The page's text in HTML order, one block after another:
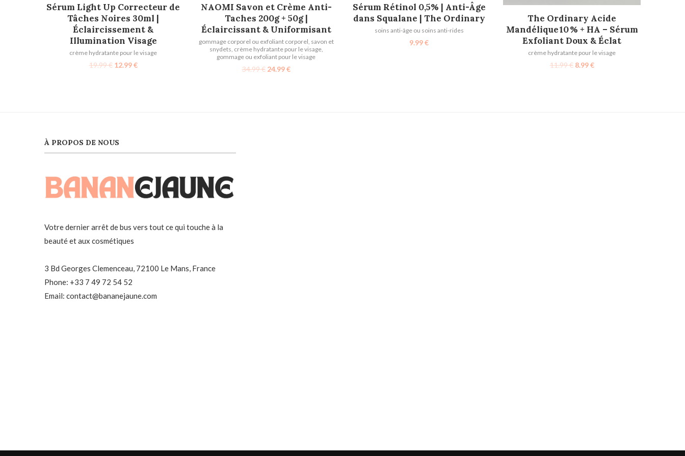
AJOUTER AU PANIER
Sérum Light Up Correcteur de
Tâches Noires 30ml |
Éclaircissement &
Illumination Visage
crème hydratante pour le visage
19.99€ 12.99€
AJOUTER AU PANIER
NAOMI Savon et Crème Anti-
Taches 200g + 50g |
Éclaircissant & Uniformisant
gommage corporel ou exfoliant corporel savon et
snydets crème hydratante pour le visage,
gommage ou exfoliant pour le visage
34.99€ 24.99€
AJOUTER AU PANIER
Sérum Rétinol 0,5% | Anti-Âge
dans Squalane | The Ordinary
soins anti-âge ou soins anti-rides
9.99€
AJOUTER AU PANIER
The Ordinary Acide
Mandélique 10 % + HA – Sérum
Exfoliant Doux & Éclat
crème hydratante pour le visage
11.99€ 8.99€
À PROPOS DE NOUS
Votre dernier arrêt de bus vers tout ce qui touche à la
beauté et aux cosmétiques
3 Bd Georges Clemenceau, 72100 Le Mans, France
Phone: +33 7 49 72 54 52
Email: contact@bananejaune.com